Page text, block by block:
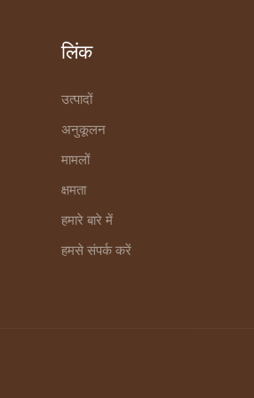
लिंक
उत्पादों
अनुकूलन
मामलों
क्षमता
हमारे बारे में
हमसे संपर्क करें